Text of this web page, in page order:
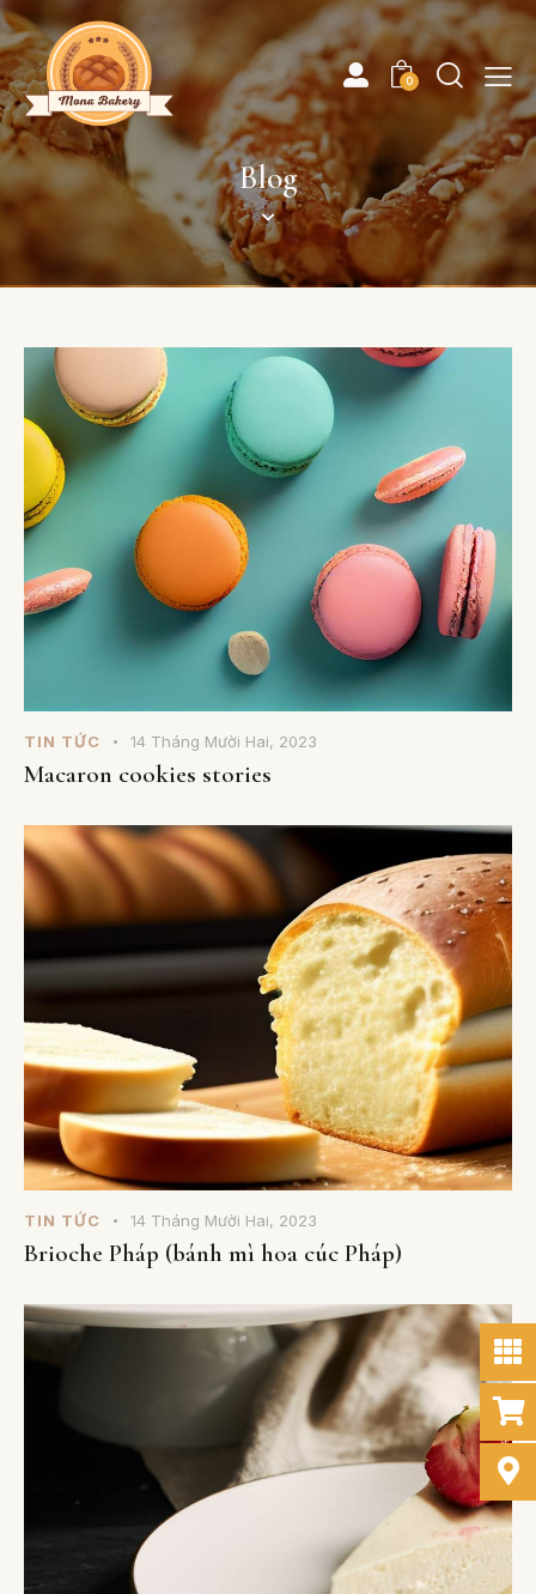
0
Blog
TIN TỨC 14 Tháng Mười Hai, 2023
Macaron cookies stories
TIN TỨC 14 Tháng Mười Hai, 2023
Brioche Pháp (bánh mì hoa cúc Pháp)